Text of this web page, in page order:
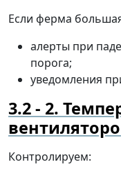
Если ферма
алерты при
порога;
уведомления
2.
Контролируем: